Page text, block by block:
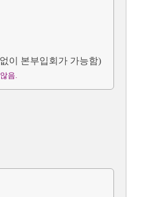
이 본부입회가 가능함)
음.